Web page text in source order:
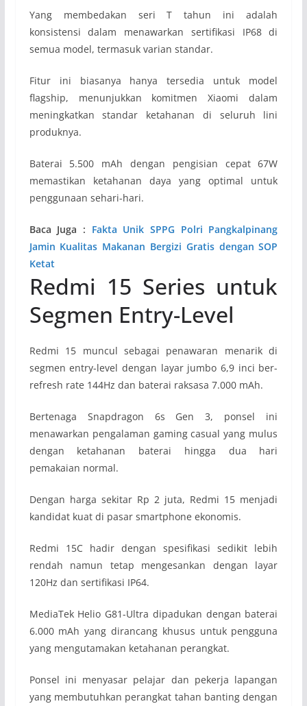
Yang membedakan seri T tahun ini adalah
konsistensi dalam menawarkan sertifikasi IP68 di
semua model, termasuk varian standar.
Fitur ini biasanya hanya tersedia untuk model
flagship, menunjukkan komitmen Xiaomi dalam
meningkatkan standar ketahanan di seluruh lini
produknya.
Baterai 5.500 mAh dengan pengisian cepat 67W
memastikan ketahanan daya yang optimal untuk
penggunaan sehari-hari.
Baca Juga : Fakta Unik SPPG Polri Pangkalpinang
Jamin Kualitas Makanan Bergizi Gratis dengan SOP
Ketat
Redmi 15 Series untuk
Segmen Entry-Level
Redmi 15 muncul sebagai penawaran menarik di
segmen entry-level dengan layar jumbo 6,9 inci ber-
refresh rate 144Hz dan baterai raksasa 7.000 mAh.
Bertenaga Snapdragon 6s Gen 3, ponsel ini
menawarkan pengalaman gaming casual yang mulus
dengan ketahanan baterai hingga dua hari
pemakaian normal.
Dengan harga sekitar Rp 2 juta, Redmi 15 menjadi
kandidat kuat di pasar smartphone ekonomis.
Redmi 15C hadir dengan spesifikasi sedikit lebih
rendah namun tetap mengesankan dengan layar
120Hz dan sertifikasi IP64.
MediaTek Helio G81-Ultra dipadukan dengan baterai
6.000 mAh yang dirancang khusus untuk pengguna
yang mengutamakan ketahanan perangkat.
Ponsel ini menyasar pelajar dan pekerja lapangan
yang membutuhkan perangkat tahan banting dengan